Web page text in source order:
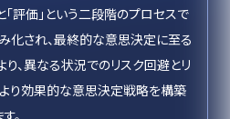
評価」という二段階のプロセスで
化され、最終的な意思決定に至る
り、異なる状況でのリスク回避とリ
り効果的な意思決定戦略を構築
。